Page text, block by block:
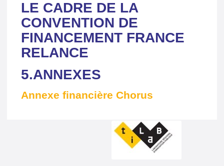
LE CADRE DE LA
CONVENTION DE
FINANCEMENT FRANCE
RELANCE
5.ANNEXES
Annexe financière Chorus